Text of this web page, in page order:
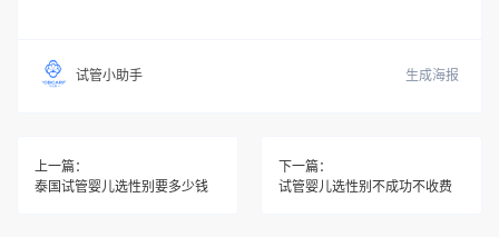
试管小助手 生成海报
上一篇：
泰国试管婴儿选性别要多少钱
下一篇：
试管婴儿选性别不成功不收费